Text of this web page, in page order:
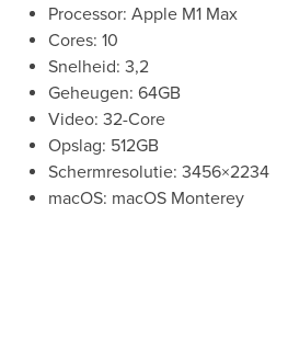
Processor: Apple M1 Max
Cores: 10
Snelheid: 3,2
Geheugen: 64GB
Video: 32-Core
Opslag: 512GB
Schermresolutie: 3456×2234
macOS: macOS Monterey